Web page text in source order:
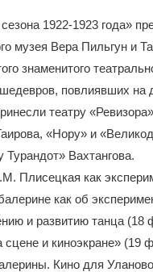
1922-1923 года»
музея Вера Пильгун и
знаменитого
повлиявших на
театру
«Нору» и
Вахтангова.
Плисецкая как
как об
и развитию танца
сцене и киноэкране»
Кино для